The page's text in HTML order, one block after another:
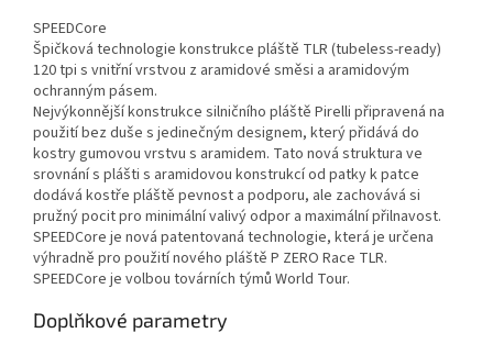
SPEEDCore
Špičková technologie konstrukce pláště TLR (tubeless-ready)
120 tpi s vnitřní vrstvou z aramidové směsi a aramidovým
ochranným pásem.
Nejvýkonnější konstrukce silničního pláště Pirelli připravená na
použití bez duše s jedinečným designem, který přidává do
kostry gumovou vrstvu s aramidem. Tato nová struktura ve
srovnání s plášti s aramidovou konstrukcí od patky k patce
dodává kostře pláště pevnost a podporu, ale zachovává si
pružný pocit pro minimální valivý odpor a maximální přilnavost.
SPEEDCore je nová patentovaná technologie, která je určena
výhradně pro použití nového pláště P ZERO Race TLR.
SPEEDCore je volbou továrních týmů World Tour.
Doplňkové parametry